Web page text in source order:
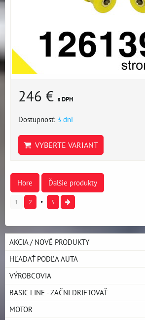
246 € s DPH
Dostupnosť: 3 dni
VYBERTE VARIANT
Hore Ďalšie produkty
1 2 5
AKCIA / NOVÉ PRODUKTY
HĽADAŤ PODĽA AUTA
VÝROBCOVIA
BASIC LINE - ZAČNI DRIFTOVAŤ
MOTOR